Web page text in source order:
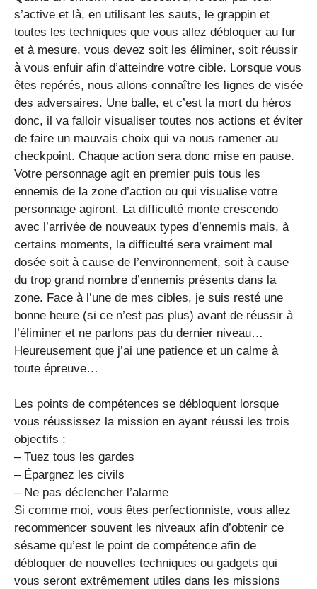
s’active et là, en utilisant les sauts, le grappin et
toutes les techniques que vous allez débloquer au fur
et à mesure, vous devez soit les éliminer, soit réussir
à vous enfuir afin d’atteindre votre cible. Lorsque vous
êtes repérés, nous allons connaître les lignes de visée
des adversaires. Une balle, et c’est la mort du héros
donc, il va falloir visualiser toutes nos actions et éviter
de faire un mauvais choix qui va nous ramener au
checkpoint. Chaque action sera donc mise en pause.
Votre personnage agit en premier puis tous les
ennemis de la zone d’action ou qui visualise votre
personnage agiront. La difficulté monte crescendo
avec l’arrivée de nouveaux types d’ennemis mais, à
certains moments, la difficulté sera vraiment mal
dosée soit à cause de l’environnement, soit à cause
du trop grand nombre d’ennemis présents dans la
zone. Face à l’une de mes cibles, je suis resté une
bonne heure (si ce n’est pas plus) avant de réussir à
l’éliminer et ne parlons pas du dernier niveau…
Heureusement que j’ai une patience et un calme à
toute épreuve…
Les points de compétences se débloquent lorsque
vous réussissez la mission en ayant réussi les trois
objectifs :
– Tuez tous les gardes
– Épargnez les civils
– Ne pas déclencher l’alarme
Si comme moi, vous êtes perfectionniste, vous allez
recommencer souvent les niveaux afin d’obtenir ce
sésame qu’est le point de compétence afin de
débloquer de nouvelles techniques ou gadgets qui
vous seront extrêmement utiles dans les missions